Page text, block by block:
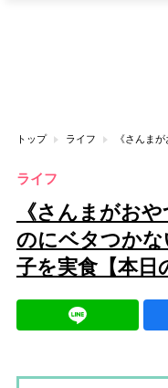
トップ ライフ
ライフ
《さんまがお
のにベタつか
子を実食【本日